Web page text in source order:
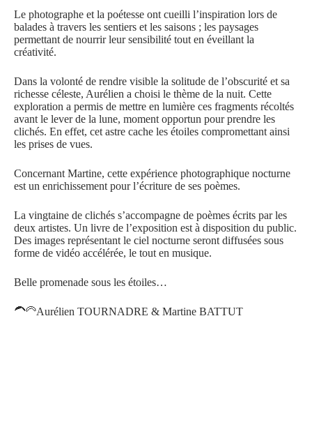
Le photographe et la poétesse ont cueilli l’inspiration lors de
balades à travers les sentiers et les saisons ; les paysages
permettant de nourrir leur sensibilité tout en éveillant la
créativité.
Dans la volonté de rendre visible la solitude de l’obscurité et sa
richesse céleste, Aurélien a choisi le thème de la nuit. Cette
exploration a permis de mettre en lumière ces fragments récoltés
avant le lever de la lune, moment opportun pour prendre les
clichés. En effet, cet astre cache les étoiles compromettant ainsi
les prises de vues.
Concernant Martine, cette expérience photographique nocturne
est un enrichissement pour l’écriture de ses poèmes.
La vingtaine de clichés s’accompagne de poèmes écrits par les
deux artistes. Un livre de l’exposition est à disposition du public.
Des images représentant le ciel nocturne seront diffusées sous
forme de vidéo accélérée, le tout en musique.
Belle promenade sous les étoiles…
🦱🦳Aurélien TOURNADRE & Martine BATTUT